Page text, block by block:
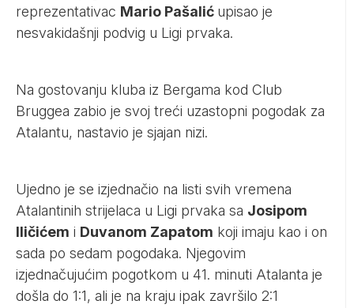
reprezentativac Mario Pašalić upisao je
nesvakidašnji podvig u Ligi prvaka.
Na gostovanju kluba iz Bergama kod Club
Bruggea zabio je svoj treći uzastopni pogodak za
Atalantu, nastavio je sjajan nizi.
Ujedno je se izjednačio na listi svih vremena
Atalantinih strijelaca u Ligi prvaka sa Josipom
Iličićem i Duvanom Zapatom koji imaju kao i on
sada po sedam pogodaka. Njegovim
izjednačujućim pogotkom u 41. minuti Atalanta je
došla do 1:1, ali je na kraju ipak završilo 2:1